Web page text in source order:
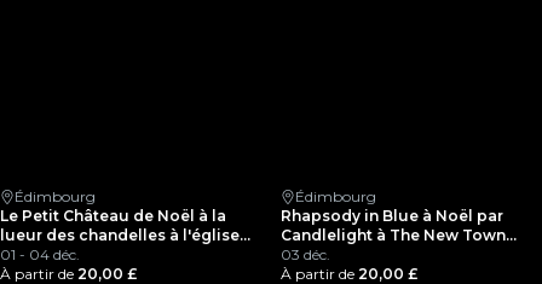
Édimbourg
Le Petit Château de Noël à la
lueur des chandelles à l'église
de New Town à Édimbourg
01 - 04 déc.
À partir de 20,00 £
Édimbourg
Rhapsody in Blue à Noël par
Candlelight à The New Town
Church, Édimbourg
03 déc.
À partir de 20,00 £